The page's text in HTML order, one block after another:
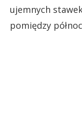
ujemnych
pomiędzy